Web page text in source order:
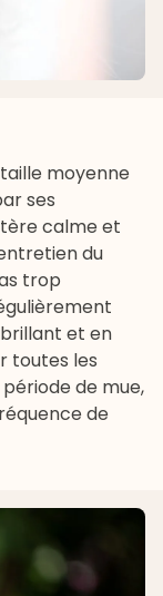
moyenne
ses
calme et
du
trop
et en
toutes les
de mue,
de